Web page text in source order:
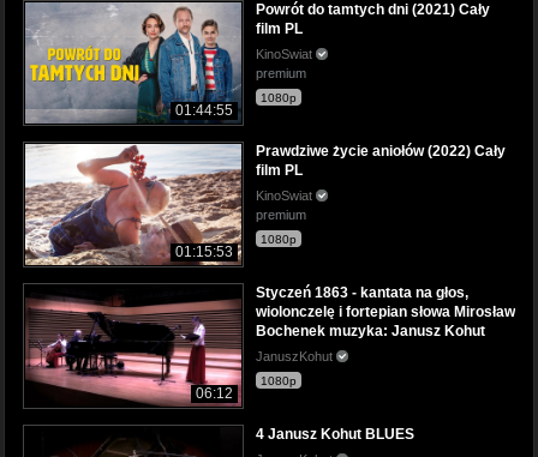
01:44:55
Powrót do tamtych dni (2021) Cały
film PL
KinoSwiat
premium
1080p
01:15:53
Prawdziwe życie aniołów (2022) Cały
film PL
KinoSwiat
premium
1080p
06:12
Styczeń 1863 - kantata na głos,
wiolonczelę i fortepian słowa Mirosław
Bochenek muzyka: Janusz Kohut
JanuszKohut
1080p
4 Janusz Kohut BLUES